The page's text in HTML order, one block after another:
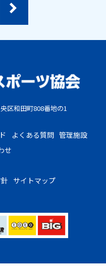
区和田町808番地の1
よくある質問 管理施設
せ
サイトマップ